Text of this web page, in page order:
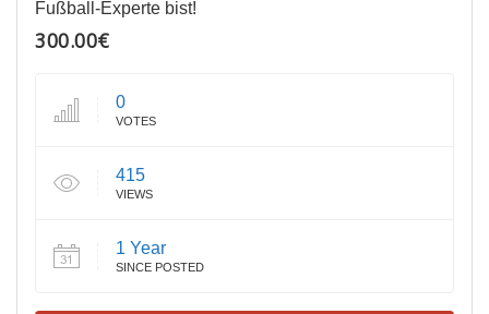
Fußball-Experte bist!
300.00€
0
VOTES
415
VIEWS
1 Year
SINCE POSTED